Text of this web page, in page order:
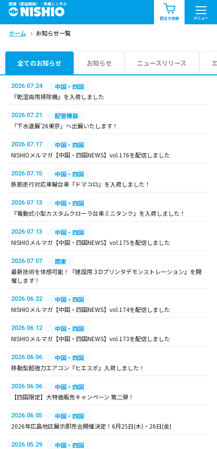
建機（建設機械）・重機レンタル
問合せ依頼 メニュー
商品一覧 お知らせ一覧
問合せ依頼リスト
エリア情報を見る
ホーム お知らせ一覧
全てのお知らせ お知らせ ニュースリリース
2026.07.24
中国・四国
『乾湿両用掃除機』を入荷しました
2026.07.21
配管機器
「下水道展’26東京」へ出展いたします！
2026.07.17
中国・四国
NISHIOメルマガ【中国・四国NEWS】vol.176を配信しました
2026.07.15
中国・四国
鉄筋走行対応車輪台車『ドマコロ』を入荷しました！
2026.07.13
中国・四国
『電動式小型カスタムクローラ台車ミニタンク』を入荷しました！
2026.07.13
中国・四国
NISHIOメルマガ【中国・四国NEWS】vol.175を配信しました
2026.07.07
関東
最新技術を体感可能！『建設用３Ⅾプリンタデモンストレーション』を開
催します！
2026.06.22
中国・四国
NISHIOメルマガ【中国・四国NEWS】vol.174を配信しました
2026.06.12
中国・四国
NISHIOメルマガ【中国・四国NEWS】vol.173を配信しました
2026.06.06
中国・四国
移動型超強力エアコン『ヒエスポ』入荷しました！
2026.06.06
中国・四国
【四国限定】大特価販売キャンペーン 第二弾！
2026.06.05
中国・四国
2026年広島地区展示即売会開催決定！6月25日(木)・26日(金)
2026.05.29
中国・四国